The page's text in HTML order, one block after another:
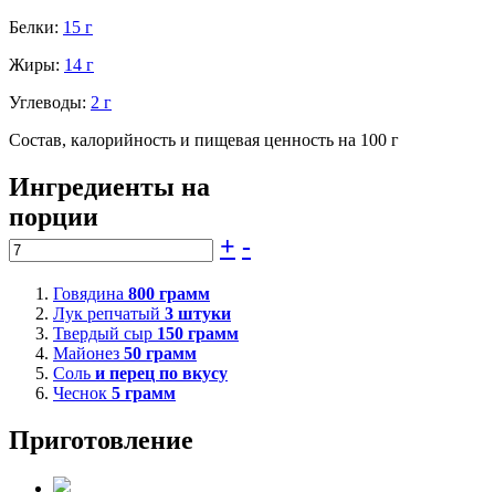
Белки: 15 г
Жиры: 14 г
Углеводы: 2 г
Состав, калорийность и пищевая ценность на 100 г
Ингредиенты на
порции
+ -
Говядина 800 грамм
Лук репчатый 3 штуки
Твердый сыр 150 грамм
Майонез 50 грамм
Соль и перец по вкусу
Чеснок 5 грамм
Приготовление